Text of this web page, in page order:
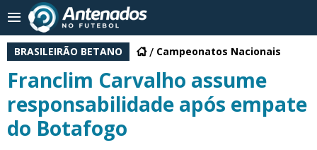
BRASILEIRÃO BETANO Campeonatos Nacionais
Franclim Carvalho assume
responsabilidade após empate
do Botafogo